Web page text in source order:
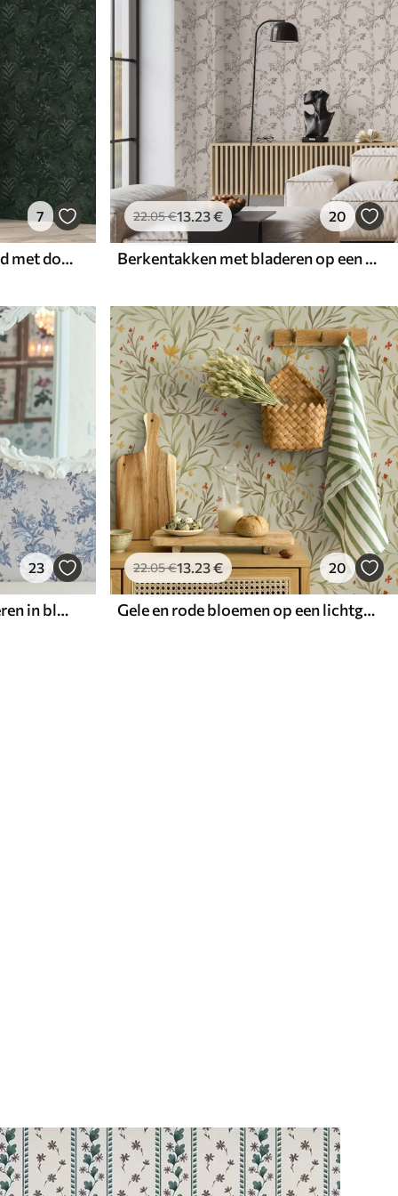
7
Donkergroene achtergrond met doorschijnende bladeren
22.05€13.23€ 20
Berkentakken met bladeren op een lichte achtergrond
23
Delicate bloemen en bladeren in blauwe en blauwe kleuren op een lichte achtergrond
22.05€13.23€ 20
Gele en rode bloemen op een lichtgroene achtergrond